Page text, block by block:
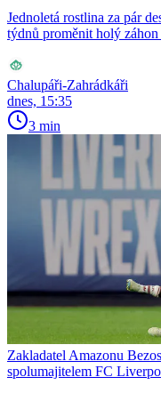
Jednoletá rostlina za pár
týdnů proměnit holý
Chalupáři-Zahrádkáři
dnes, 15:35
3 min
Zakladatel Amazonu
spolumajitelem FC